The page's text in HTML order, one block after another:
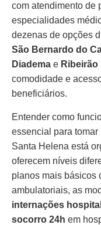
com atendimento de
especialidades
dezenas de opções
São Bernardo do
Diadema e Ribeirão
comodidade e
beneficiários.
Entender como
essencial para tomar
Santa Helena está
oferecem níveis
planos mais básicos
ambulatoriais, as
internações
socorro 24h em